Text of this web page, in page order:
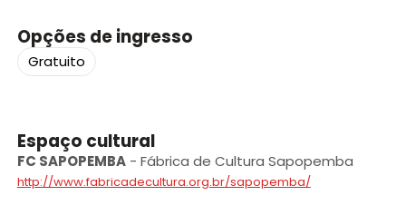
Opções de ingresso
Gratuito
Espaço cultural
FC SAPOPEMBA- Fábrica de Cultura Sapopemba
http://www.fabricadecultura.org.br/sapopemba/